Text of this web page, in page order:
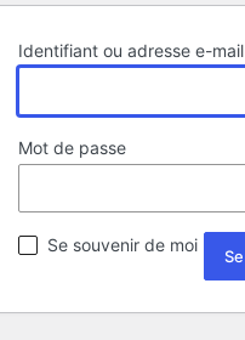
Identifiant ou adresse e-mail
Mot de passe
Se souvenir de moi